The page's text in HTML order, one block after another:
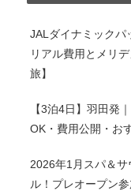
JALダイナミックパ
リアル費用とメリ
旅】
【3泊4日】羽田発
OK・費用公開・お
2026年1月スパ＆
ル！プレオープン